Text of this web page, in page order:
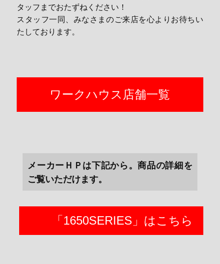
タッフまでおたずねください！
スタッフ一同、みなさまのご来店を心よりお待ちい
たしております。
ワークハウス店舗一覧
メーカーＨＰは下記から。商品の詳細を
ご覧いただけます。
「1650SERIES」はこちら